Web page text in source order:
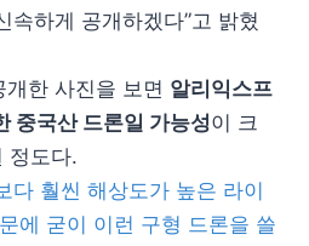
속하게 공개하겠다”고 밝혔
한 사진을 보면 알리익스프
중국산 드론일 가능성이 크
정도다.
다 훨씬 해상도가 높은 라이
에 굳이 이런 구형 드론을 쓸